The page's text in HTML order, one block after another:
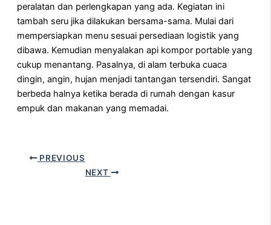
peralatan dan perlengkapan yang ada. Kegiatan ini
tambah seru jika dilakukan bersama-sama. Mulai dari
mempersiapkan menu sesuai persediaan logistik yang
dibawa. Kemudian menyalakan api kompor portable yang
cukup menantang. Pasalnya, di alam terbuka cuaca
dingin, angin, hujan menjadi tantangan tersendiri. Sangat
berbeda halnya ketika berada di rumah dengan kasur
empuk dan makanan yang memadai.
PREVIOUS
NEXT